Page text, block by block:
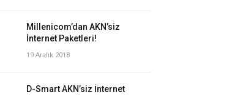
Millenicom’dan AKN’siz
İnternet Paketleri!
19 Aralık 2018
D-Smart AKN’siz İnternet